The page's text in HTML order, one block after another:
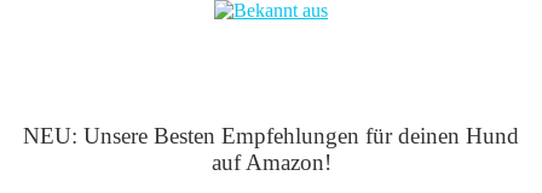
NEU: Unsere Besten Empfehlungen für deinen Hund
auf Amazon!